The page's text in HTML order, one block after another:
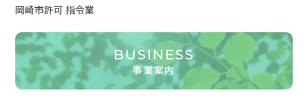
岡崎市許可 指令業
BUSINESS
事業案内